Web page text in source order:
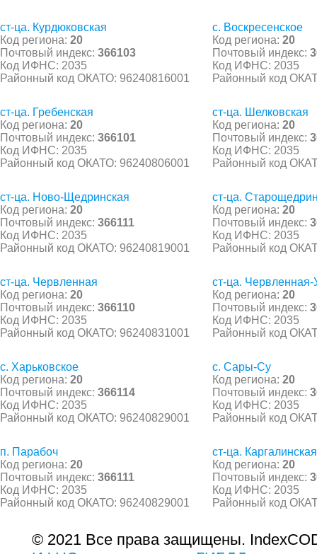
ст-ца. Курдюковская
Код региона: 20
Почтовый индекс: 366103
Код ИФНС: 2035
Районный код ОКАТО: 96240816001
с. Воскресенское
Код региона: 20
Почтовый индекс:
Код ИФНС: 2035
Районный код
ст-ца. Гребенская
Код региона: 20
Почтовый индекс: 366101
Код ИФНС: 2035
Районный код ОКАТО: 96240806001
ст-ца. Шелковская
Код региона: 20
Почтовый индекс:
Код ИФНС: 2035
Районный код
ст-ца. Ново-Щедринская
Код региона: 20
Почтовый индекс: 366111
Код ИФНС: 2035
Районный код ОКАТО: 96240819001
ст-ца.
Код региона: 20
Почтовый индекс:
Код ИФНС: 2035
Районный код
ст-ца. Червленная
Код региона: 20
Почтовый индекс: 366110
Код ИФНС: 2035
Районный код ОКАТО: 96240831001
ст-ца. Червленная-
Код региона: 20
Почтовый индекс:
Код ИФНС: 2035
Районный код
с. Харьковское
Код региона: 20
Почтовый индекс: 366114
Код ИФНС: 2035
Районный код ОКАТО: 96240829001
с. Сары-Су
Код региона: 20
Почтовый индекс:
Код ИФНС: 2035
Районный код
п. Парабоч
Код региона: 20
Почтовый индекс: 366111
Код ИФНС: 2035
Районный код ОКАТО: 96240829001
ст-ца. Каргалинская
Код региона: 20
Почтовый индекс:
Код ИФНС: 2035
Районный код
© 2021 Все права защищены.